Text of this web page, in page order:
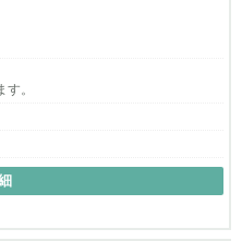
分たちの手で、一から作り上
夢を実現させることが可能で
？
をびびなびで世界中の人に伝
。